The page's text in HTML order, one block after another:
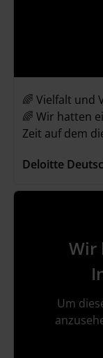
🌈 Vielfalt und
🌈 Wir hatten
Zeit auf dem
unseren
Deloitte
Wir
Um